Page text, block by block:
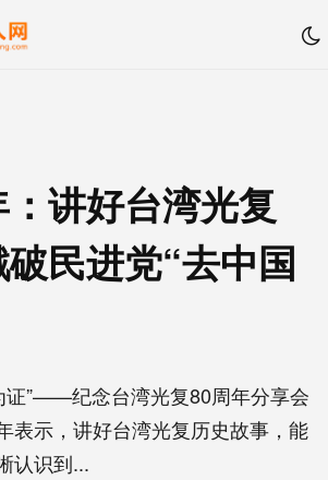
讲好台湾光复
民进党“去中国
证”——纪念台湾光复80周年分享会
表示，讲好台湾光复历史故事，能
认识到...